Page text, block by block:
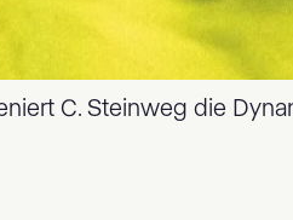
C. Steinweg die